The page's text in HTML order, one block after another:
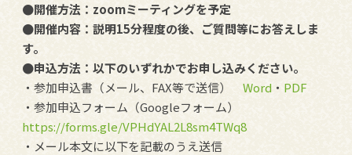
●開催方法：zoomミーティングを予定
●開催内容：説明15分程度の後、ご質問等にお答えしま
す。
●申込方法：以下のいずれかでお申し込みください。
・参加申込書（メール、FAX等で送信） Word ・ PDF
・参加申込フォーム（Googleフォーム）
https://forms.gle/VPHdYAL2L8sm4TWq8
・メール本文に以下を記載のうえ送信